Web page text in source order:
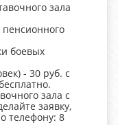
зала
боевых
- 30 руб. с
зала с
заявку,
телефону: 8